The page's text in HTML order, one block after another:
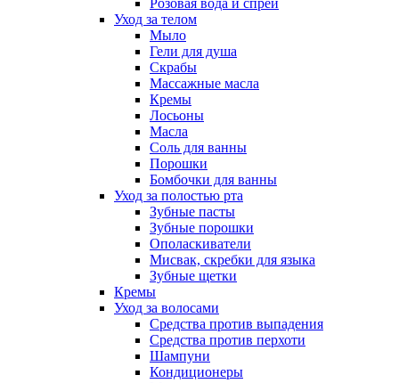
Розовая вода и спреи
Уход за телом
Мыло
Гели для душа
Скрабы
Массажные масла
Кремы
Лосьоны
Масла
Соль для ванны
Порошки
Бомбочки для ванны
Уход за полостью рта
Зубные пасты
Зубные порошки
Ополаскиватели
Мисвак, скребки для языка
Зубные щетки
Кремы
Уход за волосами
Средства против выпадения
Средства против перхоти
Шампуни
Кондиционеры